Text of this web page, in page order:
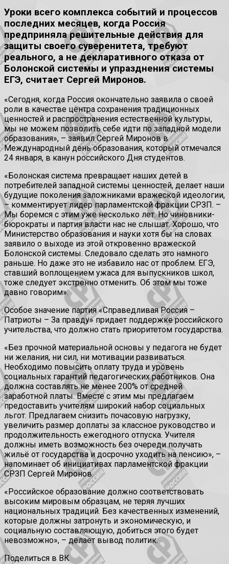
Уроки всего комплекса событий и процессов
последних месяцев, когда Россия
предприняла решительные действия для
защиты своего суверенитета, требуют
реального, а не декларативного отказа от
Болонской системы и упразднения системы
ЕГЭ, считает Сергей Миронов.
«Сегодня, когда Россия окончательно заявила о своей
роли в качестве центра сохранения традиционных
ценностей и распространения естественной культуры,
мы не можем позволить себе идти по западной модели
образования», – заявил Сергей Миронов в
Международный день образования, который отмечался
24 января, в канун российского Дня студентов.
«Болонская система превращает наших детей в
потребителей западной системы ценностей, делает наши
будущие поколения заложниками вражеской идеологии,
– комментирует лидер парламентской фракции СРЗП. –
Мы боремся с этим уже несколько лет. Но чиновники-
бюрократы и партия власти нас не слышат. Хорошо, что
Министерство образования и науки хотя бы на словах
заявило о выходе из этой откровенно вражеской
Болонской системы. Следовало сделать это намного
раньше. Но даже это не избавило нас от проблем. ЕГЭ,
ставший воплощением ужаса для выпускников школ,
тоже следует экстренно отменить. Об этом мы тоже
давно говорим».
Особое значение партия «Справедливая Россия –
Патриоты – За правду» придает поддержке российского
учительства, что должно стать приоритетом государства.
«Без прочной материальной основы у педагога не будет
ни желания, ни сил, ни мотивации развиваться.
Необходимо повысить оплату труда и уровень
социальных гарантий педагогических работников. Она
должна составлять не менее 200% от средней
заработной платы. Вместе с этим мы предлагаем
предоставить учителям широкий набор социальных
льгот. Предлагаем снизить почасовую нагрузку,
увеличить размер доплаты за классное руководство и
продолжительность ежегодного отпуска. Учителя
должны иметь возможность без очереди получать
жильё от государства и досрочно уходить на пенсию», –
напоминает об инициативах парламентской фракции
СРЗП Сергей Миронов.
«Российское образование должно соответствовать
высоким мировым образцам, не теряя лучших
национальных традиций. Без качественных изменений,
которые должны затронуть и экономическую, и
социальную составляющую, добиться этого будет
невозможно», – делает вывод политик.
Поделиться в ВК